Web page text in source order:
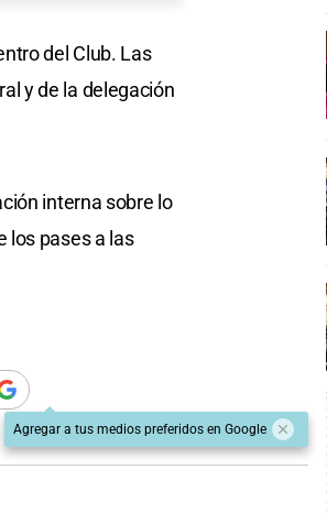
del Club. Las
y de la delegación
interna sobre lo
los pases a las
Agregar a tus medios preferidos en Google